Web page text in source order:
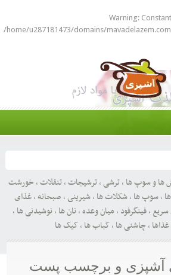
Warning:
/home/u287181473/domains/
ها و سوپ ها ,ترشی ,ترشیجات,تنقلات, خورشت
,سوپ ها ,شکلات ها ,شیرینی , صبحانه,غذای
,فینگرفود , میان وعده, نان ها , نوشیدنی ها ,
, چاشنی ها ,کباب ها ,کیک ها
آشپزی و برچسب پست